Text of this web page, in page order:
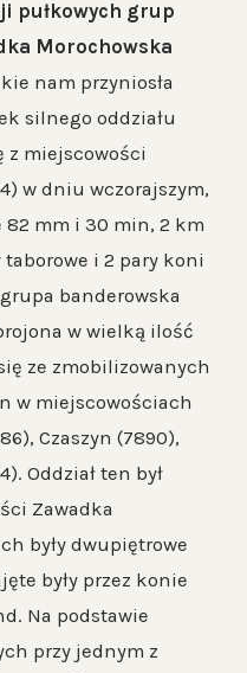
pułkowych grup
Morochowska
nam przyniosła
silnego oddziału
z miejscowości
w dniu wczorajszym,
82 mm i 30 min, 2 km
i 2 pary koni
banderowska
w wielką ilość
ze zmobilizowanych
w miejscowościach
Czaszyn (7890),
Oddział ten był
Zawadka
były dwupiętrowe
były przez konie
Na podstawie
przy jednym z